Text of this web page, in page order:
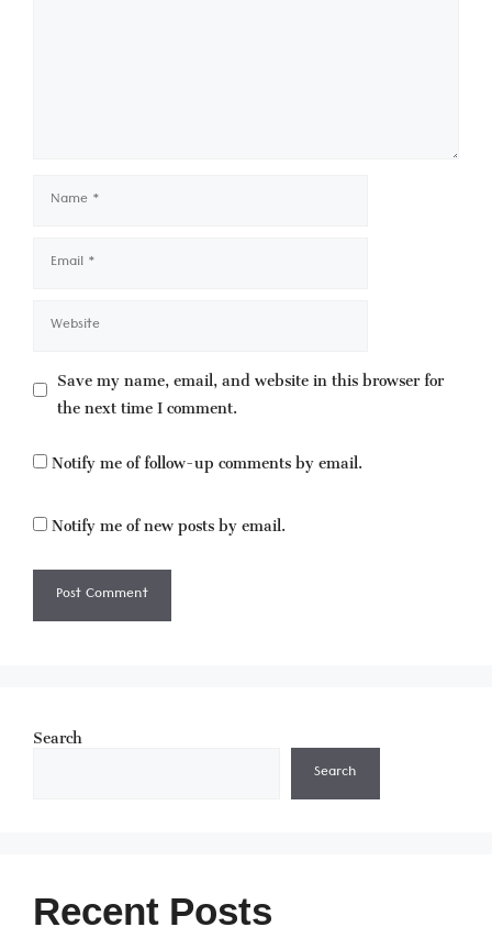
Name
Email
Website
Save my name, email, and website in this browser for
the next time I comment.
Notify me of follow-up comments by email.
Notify me of new posts by email.
Search
Search
Recent Posts